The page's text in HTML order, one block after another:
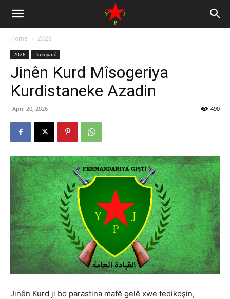
Home 2026
2026 Daxuyanî
Jinên Kurd Mîsogeriya
Kurdistaneke Azadin
April 20, 2026 490
Jinên Kurd ji bo parastina mafê gelê xwe tedikoşin,